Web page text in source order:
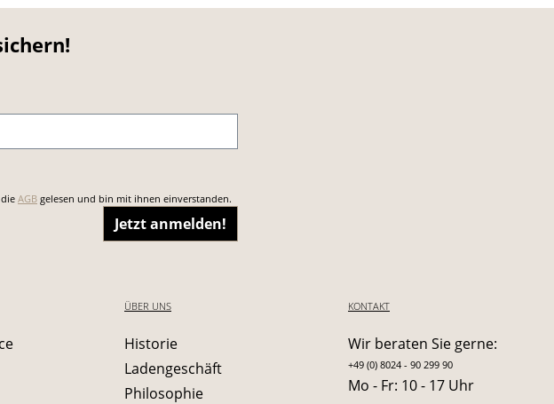
AGB gelesen und bin mit ihnen einverstanden.
Jetzt anmelden!
ÜBER UNS
Historie
Ladengeschäft
Philosophie
KONTAKT
Wir beraten Sie gerne:
+49 (0) 8024 - 90 299 90
Mo - Fr: 10 - 17 Uhr